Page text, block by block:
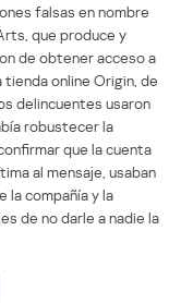
falsas en nombre
que produce y
de obtener acceso a
online Origin, de
delincuentes usaron
robustecer la
que la cuenta
al mensaje, usaban
la compañía y la
de no darle a nadie la